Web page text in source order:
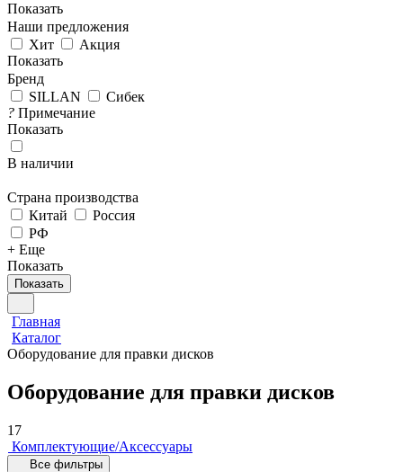
Показать
Наши предложения
Хит
Акция
Показать
Бренд
SILLAN
Сибек
? Примечание
Показать
В наличии
Страна производства
Китай
Россия
РФ
+ Еще
Показать
Показать
Главная
Каталог
Оборудование для правки дисков
Оборудование для правки дисков
17
Комплектующие/Аксессуары
Все фильтры